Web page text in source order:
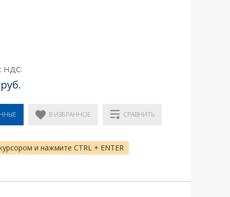
НДС:
В ИЗБРАННОЕ СРАВНИТЬ
и нажмите CTRL + ENTER